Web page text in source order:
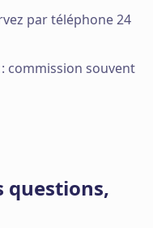
par téléphone 24
commission souvent
questions,